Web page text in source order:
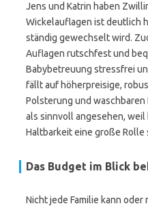
Jens und Katrin haben
Wickelauflagen ist deutlich
ständig gewechselt wird.
Auflagen rutschfest und
Babybetreuung stressfrei
fällt auf höherpreisige,
Polsterung und
als sinnvoll angesehen,
Haltbarkeit eine große Rolle
Das Budget im Blick
Nicht jede Familie kann